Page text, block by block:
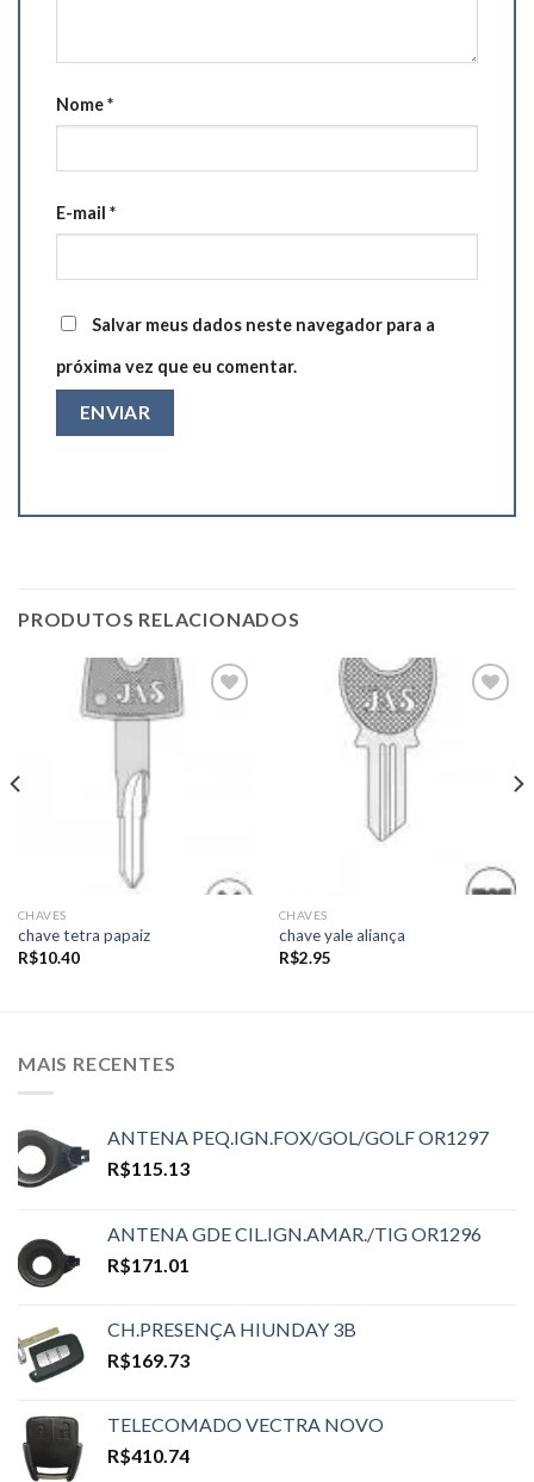
Nome*
E-mail *
Salvar meus dados neste navegador para a
próxima vez que eu comentar.
PRODUTOS RELACIONADOS
CHAVES
chave tetra papaiz
R$10.40
CHAVES
chave yale aliança
R$2.95
MAIS RECENTES
ANTENA PEQ.IGN.FOX/GOL/GOLF OR1297
R$115.13
ANTENA GDE CIL.IGN.AMAR./TIG OR1296
R$171.01
CH.PRESENÇA HIUNDAY 3B
R$169.73
TELECOMADO VECTRA NOVO
R$410.74